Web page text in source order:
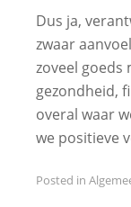
Dus ja,
zwaar
zoveel goeds
gezondheid,
overal waar
we positieve
Posted in